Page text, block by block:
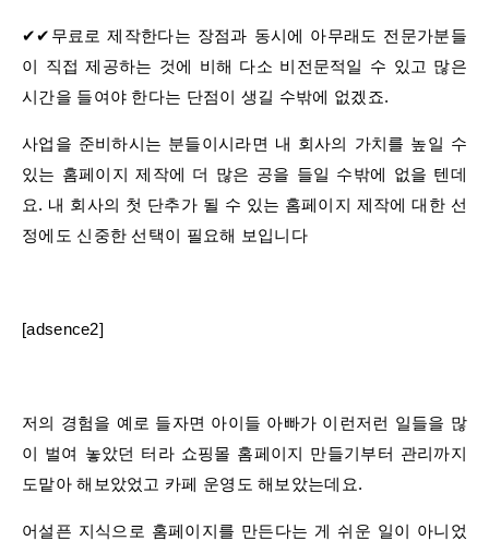
✔✔무료로 제작한다는 장점과 동시에 아무래도 전문가분들
이 직접 제공하는 것에 비해 다소 비전문적일 수 있고 많은
시간을 들여야 한다는 단점이 생길 수밖에 없겠죠.
​사업을 준비하시는 분들이시라면 내 회사의 가치를 높일 수
있는 홈페이지 제작에 더 많은 공을 들일 수밖에 없을 텐데
요. 내 회사의 첫 단추가 될 수 있는 홈페이지 제작에 대한 선
정에도 신중한 선택이 필요해 보입니다
​​[adsence2]
​저의 경험을 예로 들자면​ 아이들 아빠가 이런저런 일들을 많
이 벌여 놓았던 터라 쇼핑몰 홈페이지 만들기부터 관리까지
도맡아 해보았었고 카페 운영도 해보았는데요.
어설픈 지식으로 홈페이지를 만든다는 게 쉬운 일이 아니었